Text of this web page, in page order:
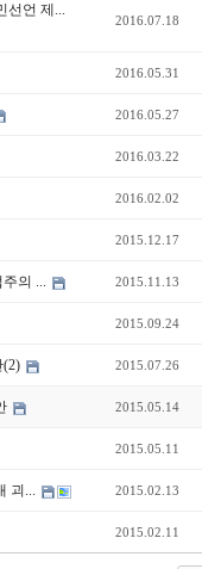
선언 제...
2016.07.18
2016.05.31
2016.05.27
2016.03.22
2016.02.02
2015.12.17
의 ... 2015.11.13
2015.09.24
(2) 2015.07.26
2015.05.14
2015.05.11
괴... 2015.02.13
2015.02.11